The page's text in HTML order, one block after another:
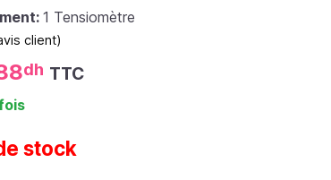
1 Tensiomètre
client)
dh TTC
stock